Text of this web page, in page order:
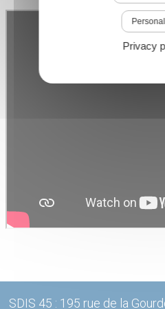
SDIS 45 : 195 rue de la
Privacy